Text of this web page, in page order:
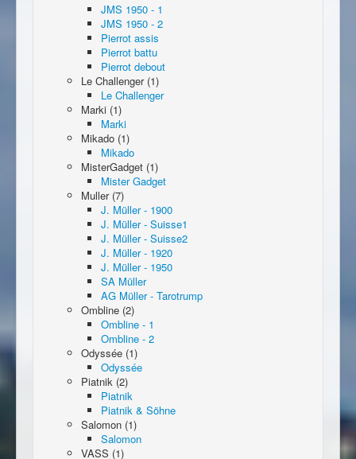
JMS 1950 - 1
JMS 1950 - 2
Pierrot assis
Pierrot battu
Pierrot debout
Le Challenger (1)
Le Challenger
Marki (1)
Marki
Mikado (1)
Mikado
MisterGadget (1)
Mister Gadget
Muller (7)
J. Müller - 1900
J. Müller - Suisse1
J. Müller - Suisse2
J. Müller - 1920
J. Müller - 1950
SA Müller
AG Müller - Tarotrump
Ombline (2)
Ombline - 1
Ombline - 2
Odyssée (1)
Odyssée
Piatnik (2)
Piatnik
Piatnik & Söhne
Salomon (1)
Salomon
VASS (1)